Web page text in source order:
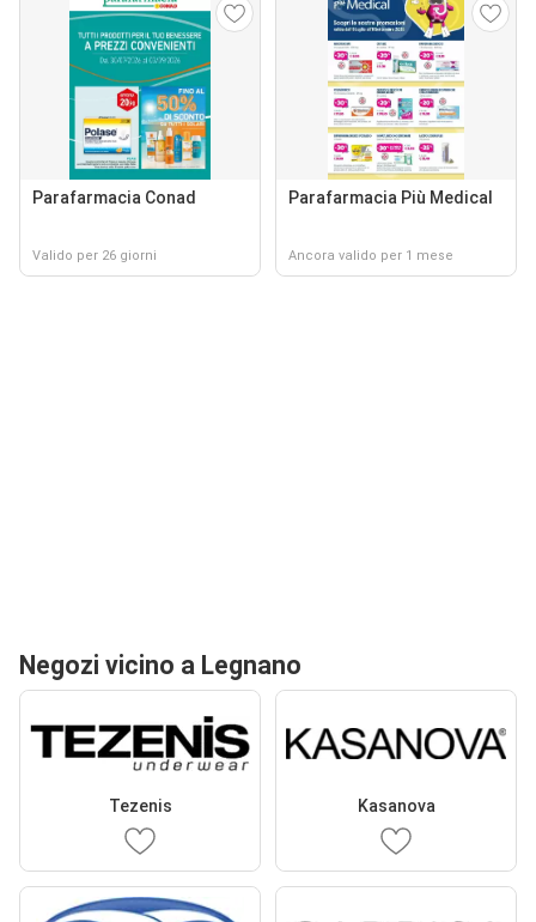
Parafarmacia Conad
Valido per 26 giorni
Parafarmacia Più Medical
Ancora valido per 1 mese
Negozi vicino a Legnano
Tezenis Kasanova